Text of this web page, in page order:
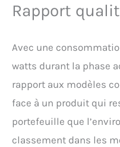
Rapport
Avec une
watts durant la phase
rapport aux modèles
face à un produit qui
portefeuille que
classement dans les